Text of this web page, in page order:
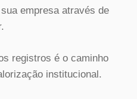
empresa através de
registros é o caminho
institucional.